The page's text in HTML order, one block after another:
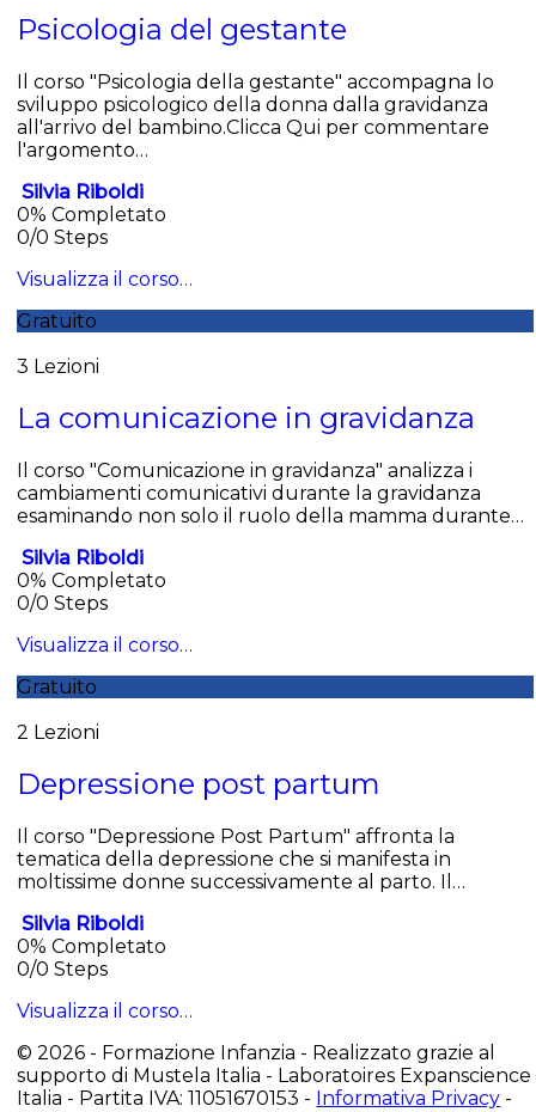
Psicologia del gestante
Il corso "Psicologia della gestante" accompagna lo
sviluppo psicologico della donna dalla gravidanza
all'arrivo del bambino.Clicca Qui per commentare
l'argomento…
Silvia Riboldi
0% Completato
0/0 Steps
Visualizza il corso…
Gratuito
3 Lezioni
La comunicazione in gravidanza
Il corso "Comunicazione in gravidanza" analizza i
cambiamenti comunicativi durante la gravidanza
esaminando non solo il ruolo della mamma durante…
Silvia Riboldi
0% Completato
0/0 Steps
Visualizza il corso…
Gratuito
2 Lezioni
Depressione post partum
Il corso "Depressione Post Partum" affronta la
tematica della depressione che si manifesta in
moltissime donne successivamente al parto. Il…
Silvia Riboldi
0% Completato
0/0 Steps
Visualizza il corso…
© 2026 - Formazione Infanzia - Realizzato grazie al
supporto di Mustela Italia - Laboratoires Expanscience
Italia - Partita IVA: 11051670153 - Informativa Privacy -